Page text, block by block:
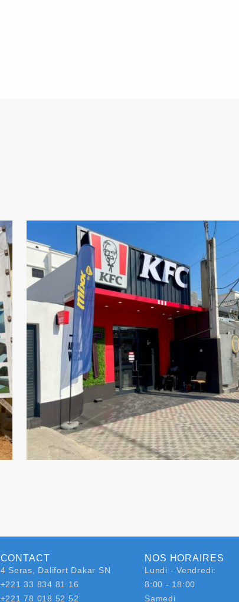
CONTACT
4 Seras, Dalifort Dakar SN
+221 33 834 81 16
+221 78 018 52 52
NOS HORAIRES
Lundi - Vendredi:
8:00 - 18:00
Samedi